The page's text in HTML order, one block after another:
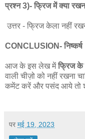
प्रश्न 3)- फ्रिज में क्या
उत्तर - फ्रिज केला नहीं
CONCLUSION- निष्कर्ष
आज के इस लेख मेंफ्रिज के
वाली चीज़ो को नहीं रखना
कमेंट करें और पसंद आये तो
पर मई 19, 2023